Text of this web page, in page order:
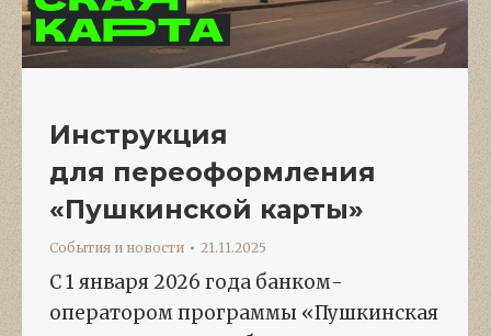
Инструкция
для переоформления
«Пушкинской карты»
События и новости 21.11.2025
С 1 января 2026 года банком-
оператором программы «Пушкинская